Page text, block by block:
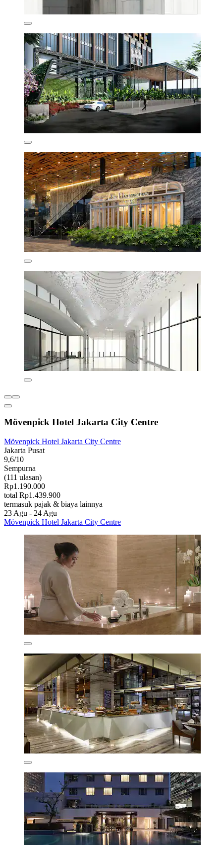
Mövenpick Hotel Jakarta City Centre
Mövenpick Hotel Jakarta City Centre
Jakarta Pusat
9,6/10
Sempurna
(111 ulasan)
Rp1.190.000
total Rp1.439.900
termasuk pajak & biaya lainnya
23 Agu - 24 Agu
Mövenpick Hotel Jakarta City Centre